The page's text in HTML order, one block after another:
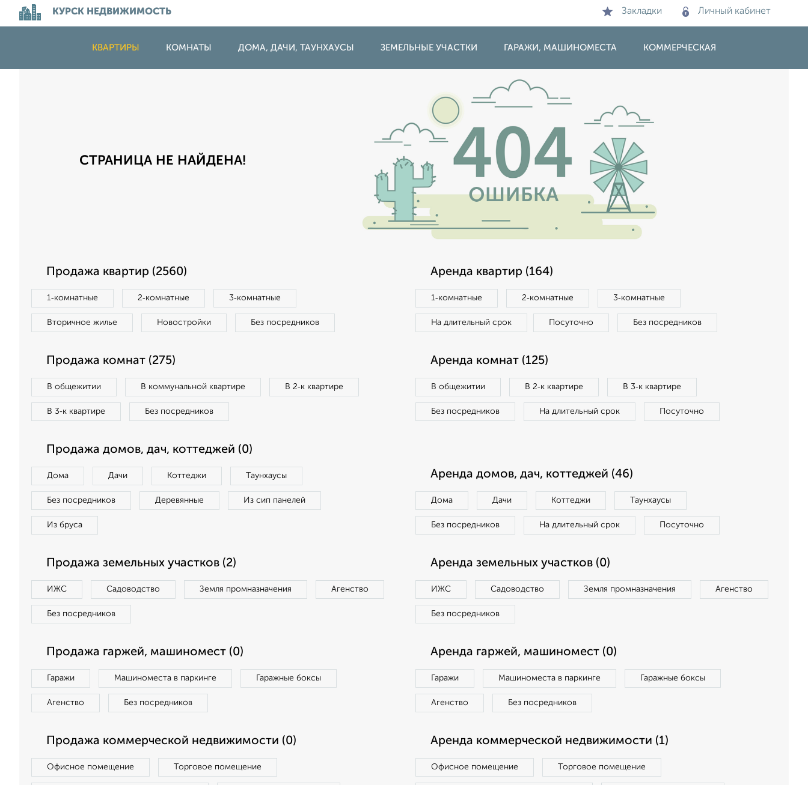
КУРСК НЕДВИЖИМОСТЬ Закладки Личный кабинет
КВАРТИРЫ КОМНАТЫ ДОМА, ДАЧИ, ТАУНХАУСЫ ЗЕМЕЛЬНЫЕ УЧАСТКИ ГАРАЖИ, МАШИНОМЕСТА КОММЕРЧЕСКАЯ
СТРАНИЦА НЕ НАЙДЕНА!
Продажа квартир (2560)
1‑комнатные 2‑комнатные 3‑комнатные
Вторичное жилье Новостройки Без посредников
Аренда квартир (164)
1‑комнатные 2‑комнатные 3‑комнатные
На длительный срок Посуточно Без посредников
Продажа комнат (275)
В общежитии В коммунальной квартире В 2‑к квартире
В 3‑к квартире Без посредников
Аренда комнат (125)
В общежитии В 2‑к квартире В 3‑к квартире
Без посредников На длительный срок Посуточно
Продажа домов, дач, коттеджей (0)
Дома Дачи Коттеджи Таунхаусы
Без посредников Деревянные Из сип панелей
Из бруса
Аренда домов, дач, коттеджей (46)
Дома Дачи Коттеджи Таунхаусы
Без посредников На длительный срок Посуточно
Продажа земельных участков (2)
ИЖС Садоводство Земля промназначения Агенство
Без посредников
Аренда земельных участков (0)
ИЖС Садоводство Земля промназначения Агенство
Без посредников
Продажа гаржей, машиномест (0)
Гаражи Машиноместа в паркинге Гаражные боксы
Агенство Без посредников
Аренда гаржей, машиномест (0)
Гаражи Машиноместа в паркинге Гаражные боксы
Агенство Без посредников
Продажа коммерческой недвижимости (0)
Офисное помещение Торговое помещение
Аренда коммерческой недвижимости (1)
Офисное помещение Торговое помещение